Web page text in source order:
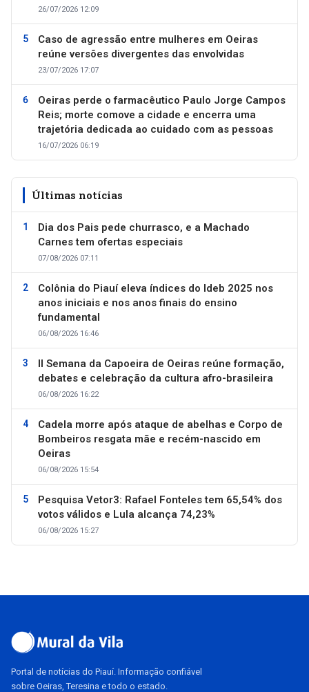
26/07/2026 12:09
Caso de agressão entre mulheres em Oeiras
reúne versões divergentes das envolvidas
23/07/2026 17:07
Oeiras perde o farmacêutico Paulo Jorge Campos
Reis; morte comove a cidade e encerra uma
trajetória dedicada ao cuidado com as pessoas
16/07/2026 06:19
Últimas notícias
Dia dos Pais pede churrasco, e a Machado
Carnes tem ofertas especiais
07/08/2026 07:11
Colônia do Piauí eleva índices do Ideb 2025 nos
anos iniciais e nos anos finais do ensino
fundamental
06/08/2026 16:46
II Semana da Capoeira de Oeiras reúne formação,
debates e celebração da cultura afro-brasileira
06/08/2026 16:22
Cadela morre após ataque de abelhas e Corpo de
Bombeiros resgata mãe e recém-nascido em
Oeiras
06/08/2026 15:54
Pesquisa Vetor3: Rafael Fonteles tem 65,54% dos
votos válidos e Lula alcança 74,23%
06/08/2026 15:27
Portal de notícias do Piauí. Informação confiável
sobre Oeiras, Teresina e todo o estado.